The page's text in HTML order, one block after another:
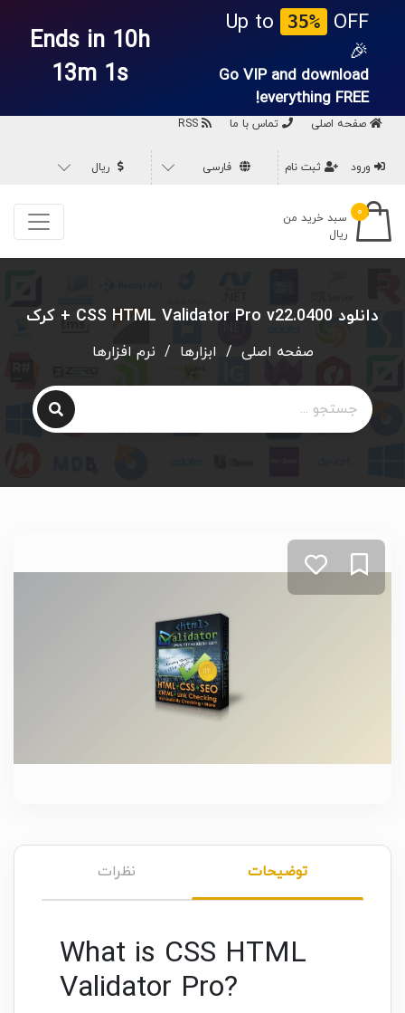
Up to 35%
OFF
🎉
Go VIP and download
everything FREE!
Ends in 10h
13m 0s
صفحه اصلی تماس با ما
ورود ثبت نام فارسی ریال
۰
سبد خرید من
ریال
دانلود CSS HTML Validator Pro v22.0400 + کرک
صفحه اصلی / ابزارها / نرم افزارها
توضیحات نظرات
What is CSS HTML
Validator Pro?